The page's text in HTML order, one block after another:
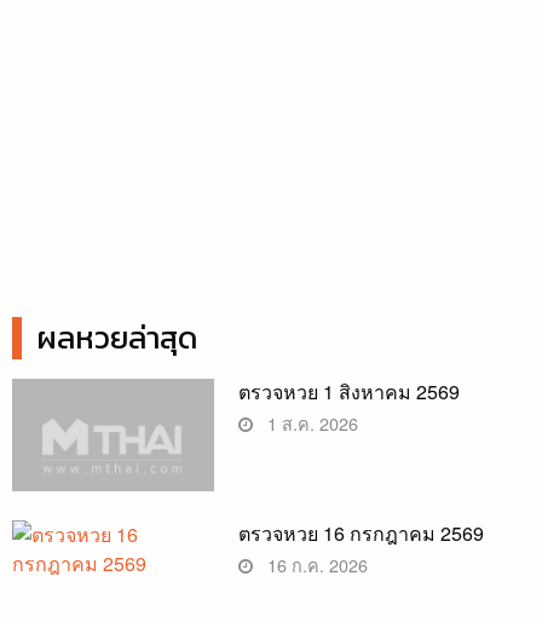
ผลหวยล่าสุด
ตรวจหวย 1 สิงหาคม 2569
1 ส.ค. 2026
ตรวจหวย 16 กรกฎาคม 2569
16 ก.ค. 2026